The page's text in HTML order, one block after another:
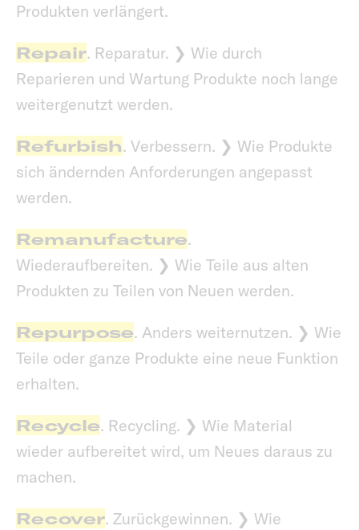
Produkten verlängert.
Repair. Reparatur. ❯ Wie durch
Reparieren und Wartung Produkte noch lange
weitergenutzt werden.
Refurbish. Verbessern. ❯ Wie Produkte
sich ändernden Anforderungen angepasst
werden.
Remanufacture.
Wiederaufbereiten. ❯ Wie Teile aus alten
Produkten zu Teilen von Neuen werden.
Repurpose. Anders weiternutzen. ❯ Wie
Teile oder ganze Produkte eine neue Funktion
erhalten.
Recycle. Recycling. ❯ Wie Material
wieder aufbereitet wird, um Neues daraus zu
machen.
Recover. Zurückgewinnen. ❯ Wie